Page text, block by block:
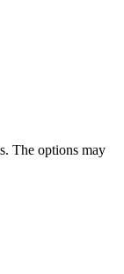
The options may